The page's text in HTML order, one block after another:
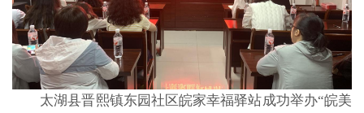
太湖县晋熙镇东园社区皖家幸福驿站成功举办“皖美